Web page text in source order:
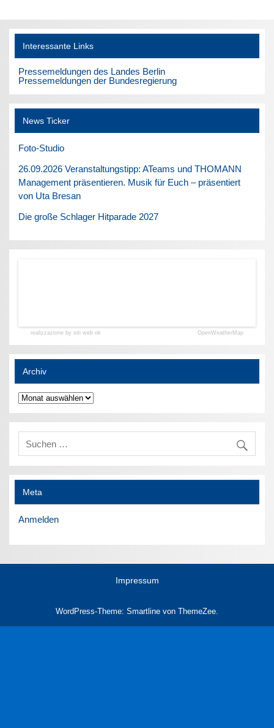
Interessante Links
Pressemeldungen des Landes Berlin
Pressemeldungen der Bundesregierung
News Ticker
Foto-Studio
26.09.2026 Veranstaltungstipp: ATeams und THOMANN
Management präsentieren. Musik für Euch – präsentiert
von Uta Bresan
Die große Schlager Hitparade 2027
realizzazione by siti web ok OpenWeatherMap
Archiv
Archiv
Meta
Anmelden
Impressum
WordPress-Theme: Smartline von ThemeZee.